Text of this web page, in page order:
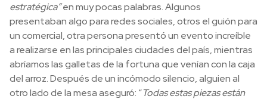
estratégica”en muy pocas palabras. Algunos
presentaban algo para redes sociales, otros el guión para
un comercial, otra persona presentó un evento increíble
a realizarse en las principales ciudades del país, mientras
abríamos las galletas de la fortuna que venían con la caja
del arroz. Después de un incómodo silencio, alguien al
otro lado de la mesa aseguró: “Todas estas piezas están